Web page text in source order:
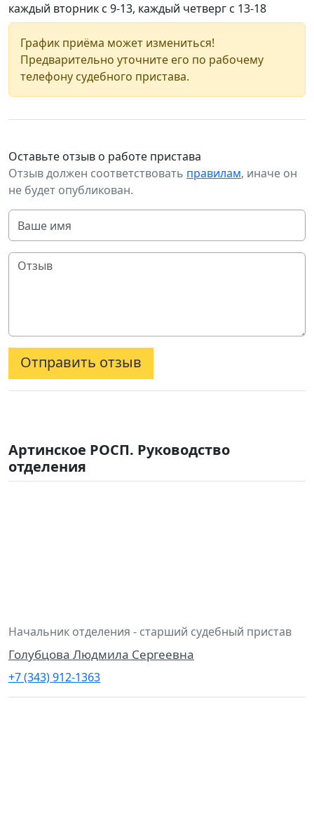
каждый вторник с 9-13, каждый четверг с 13-18
График приёма может измениться!
Предварительно уточните его по рабочему
телефону судебного пристава.
Оставьте отзыв о работе пристава
Отзыв должен соответствовать правилам, иначе он
не будет опубликован.
Отправить отзыв
Артинское РОСП. Руководство
отделения
Начальник отделения - старший судебный пристав
Голубцова Людмила Сергеевна
+7 (343) 912-1363